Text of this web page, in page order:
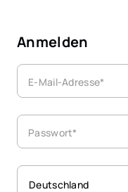
Anmelden
E-Mail-Adresse*
Passwort*
Deutschland